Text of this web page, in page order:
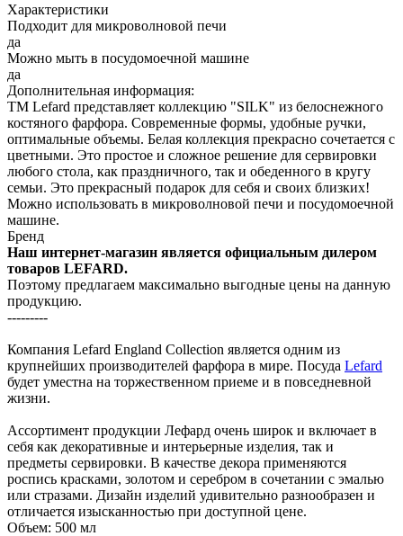
Характеристики
Подходит для микроволновой печи
да
Можно мыть в посудомоечной машине
да
Дополнительная информация:
ТМ Lefard представляет коллекцию "SILK" из белоснежного
костяного фарфора. Современные формы, удобные ручки,
оптимальные объемы. Белая коллекция прекрасно сочетается с
цветными. Это простое и сложное решение для сервировки
любого стола, как праздничного, так и обеденного в кругу
семьи. Это прекрасный подарок для себя и своих близких!
Можно использовать в микроволновой печи и посудомоечной
машине.
Бренд
Наш интернет-магазин является официальным дилером
товаров LEFARD.
Поэтому предлагаем максимально выгодные цены на данную
продукцию.
---------
Компания Lefard England Collection является одним из
крупнейших производителей фарфора в мире. Посуда Lefard
будет уместна на торжественном приеме и в повседневной
жизни.
Ассортимент продукции Лефард очень широк и включает в
себя как декоративные и интерьерные изделия, так и
предметы сервировки. В качестве декора применяются
роспись красками, золотом и серебром в сочетании с эмалью
или стразами. Дизайн изделий удивительно разнообразен и
отличается изысканностью при доступной цене.
Объем: 500 мл